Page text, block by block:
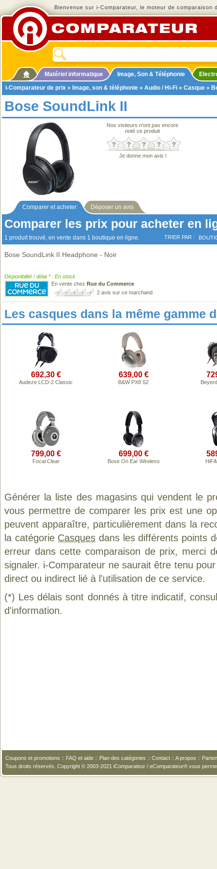
Bienvenue sur i-Comparateur, le moteur de comparaison
Matériel informatique Image, Son & Téléphonie
i-Comparateur de prix » Image, son & téléphonie » Audio / Hi-Fi » Casque »
Bose SoundLink II
Nos visiteurs n'ont pas encore
noté ce produit
Je donne mon avis !
Comparer et acheter Déposer un avis
Comparer les prix pour acheter en
1 produit trouvé, en vente dans 1 boutique en ligne. TRIER PAR :
Bose SoundLink II Headphone - Noir
Disponibilité / délai * : En stock
En vente chez Rue du Commerce
2 avis sur ce marchand
Les casques dans la même gamme
692,30 €
Audeze LCD-2 Classic
639,00 €
B&W PX8 S2
799,00 €
Focal Clear
699,00 €
Bose On Ear Wireless
Générer la liste des magasins qui vendent le
vous permettre de comparer les prix est une
peuvent apparaître, particulièrement dans la
la catégorie Casques dans les différents points
erreur dans cette comparaison de prix, merci
signaler. i-Comparateur ne saurait être tenu
direct ou indirect lié à l'utilisation de ce service.
(*) Les délais sont donnés à titre indicatif,
d'information.
Coupons et promotions :: FAQ et aide :: Plan des catégories :: Contact :: A propos ::
Tous droits réservés. Copyright © 2003-2021 iComparateur / eComparateur® vous